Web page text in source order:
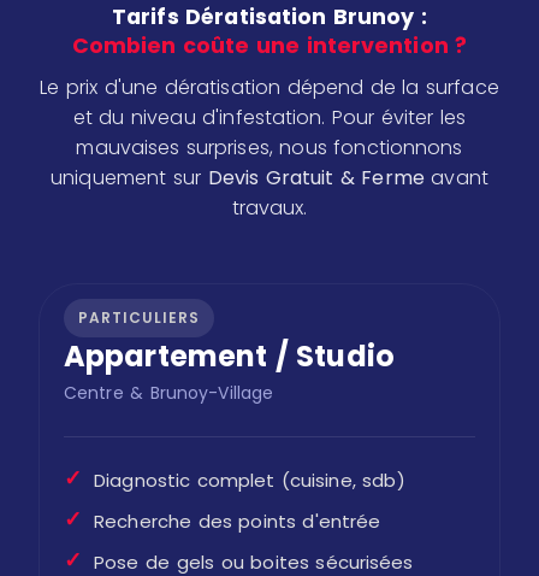
Tarifs Dératisation Brunoy :
Combien coûte une intervention ?
Le prix d'une dératisation dépend de la surface
et du niveau d'infestation. Pour éviter les
mauvaises surprises, nous fonctionnons
uniquement sur Devis Gratuit & Fermeavant
travaux.
PARTICULIERS
Appartement / Studio
Centre & Brunoy-Village
✓ Diagnostic complet (cuisine, sdb)
✓ Recherche des points d'entrée
✓ Pose de gels ou boites sécurisées